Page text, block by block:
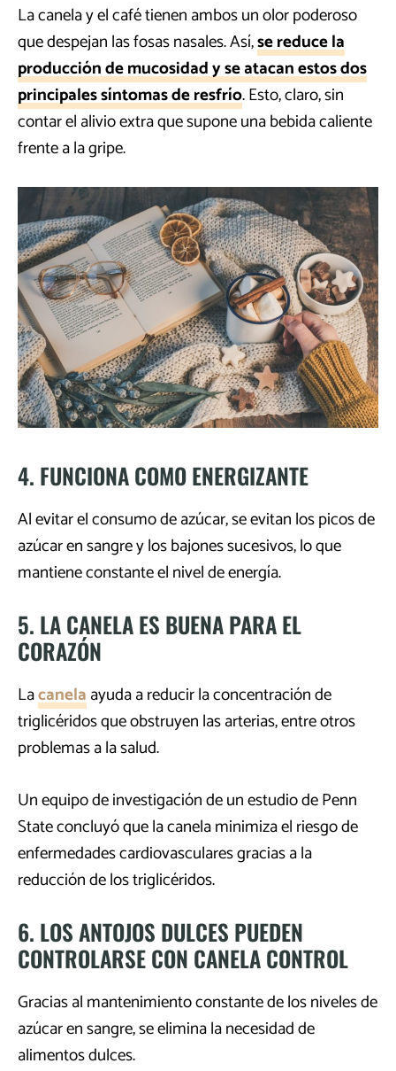
La canela y el café tienen ambos un olor poderoso
que despejan las fosas nasales. Así,se reduce la
producción de mucosidad y se atacan estos dos
principales síntomas de resfrío. Esto, claro, sin
contar el alivio extra que supone una bebida caliente
frente a la gripe.
4. FUNCIONA COMO ENERGIZANTE
Al evitar el consumo de azúcar, se evitan los picos de
azúcar en sangre y los bajones sucesivos, lo que
mantiene constante el nivel de energía.
5. LA CANELA ES BUENA PARA EL
CORAZÓN
Lacanelaayuda a reducir la concentración de
triglicéridos que obstruyen las arterias, entre otros
problemas a la salud.
Un equipo de investigación de un estudio de Penn
State concluyó que la canela minimiza el riesgo de
enfermedades cardiovasculares gracias a la
reducción de los triglicéridos.
6. LOS ANTOJOS DULCES PUEDEN
CONTROLARSE CON CANELA CONTROL
Gracias al mantenimiento constante de los niveles de
azúcar en sangre, se elimina la necesidad de
alimentos dulces.